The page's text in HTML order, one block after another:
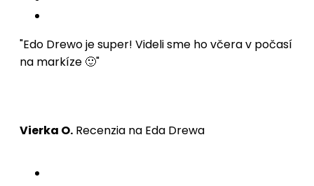
"Edo Drewo je super! Videli sme ho včera v počasí
na markíze 🙂"
Vierka O. Recenzia na Eda Drewa